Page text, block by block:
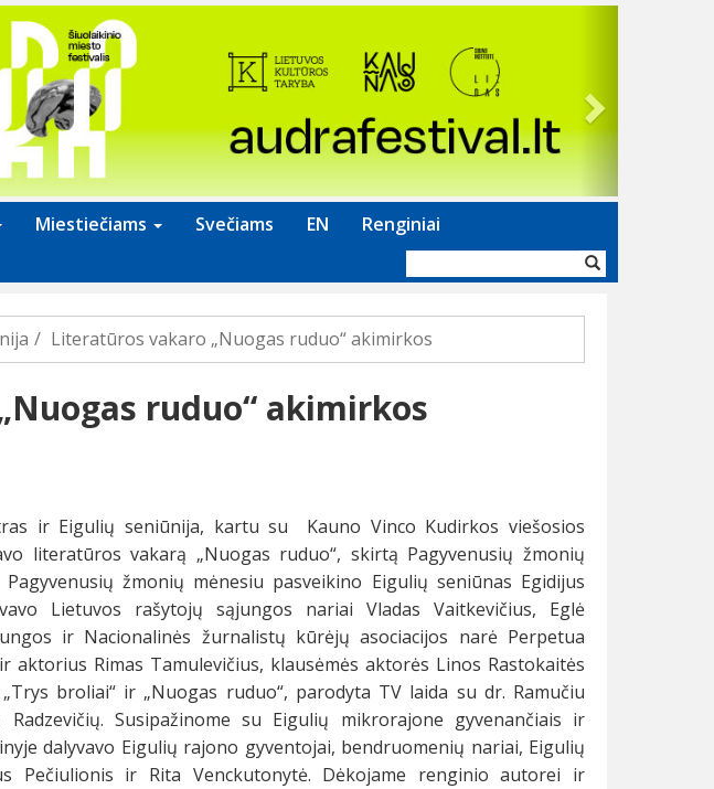
Miestiečiams Svečiams EN Renginiai
forma
Literatūros vakaro „Nuogas ruduo“ akimirkos
ruduo“ akimirkos
ir Eigulių seniūnija, kartu su Kauno Vinco Kudirkos viešosios
literatūros vakarą „Nuogas ruduo“, skirtą Pagyvenusių žmonių
žmonių mėnesiu pasveikino Eigulių seniūnas Egidijus
Lietuvos rašytojų sąjungos nariai Vladas Vaitkevičius, Eglė
ir Nacionalinės žurnalistų kūrėjų asociacijos narė Perpetua
aktorius Rimas Tamulevičius, klausėmės aktorės Linos Rastokaitės
broliai“ ir „Nuogas ruduo“, parodyta TV laida su dr. Ramučiu
Susipažinome su Eigulių mikrorajone gyvenančiais ir
dalyvavo Eigulių rajono gyventojai, bendruomenių nariai, Eigulių
Pečiulionis ir Rita Venckutonytė. Dėkojame renginio autorei ir